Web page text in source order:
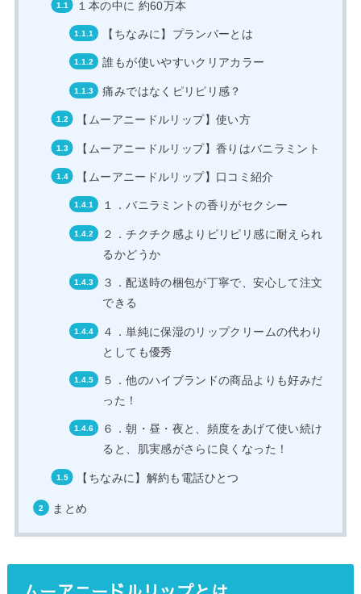
１本の中に 約60万本
【ちなみに】プランパーとは
誰もが使いやすいクリアカラー
痛みではなくピリピリ感？
【ムーアニードルリップ】使い方
【ムーアニードルリップ】香りはバニラミント
【ムーアニードルリップ】口コミ紹介
１．バニラミントの香りがセクシー
２．チクチク感よりピリピリ感に耐えられ
るかどうか
３．配送時の梱包が丁寧で、安心して注文
できる
４．単純に保湿のリップクリームの代わり
としても優秀
５．他のハイブランドの商品よりも好みだ
った！
６．朝・昼・夜と、頻度をあげて使い続け
ると、肌実感がさらに良くなった！
【ちなみに】解約も電話ひとつ
まとめ